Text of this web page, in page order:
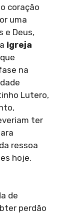
coração
uma
e Deus,
igreja
na
Lutero,
ter
ressoa
hoje.
de
perdão